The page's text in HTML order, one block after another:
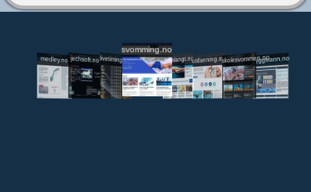
medley.no jechsoft.nolivetiming.medley.no
svomming.no
svomlangt.noutdanning.svomming.no
skolesvommen.notryggivann.no